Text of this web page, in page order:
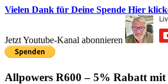
Vielen Dank für Deine Spende Hier
Jetzt Youtube-Kanal abonnieren
Allpowers R600 – 5% Rabatt